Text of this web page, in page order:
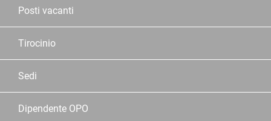
Posti vacanti
Tirocinio
Sedi
Dipendente OPO